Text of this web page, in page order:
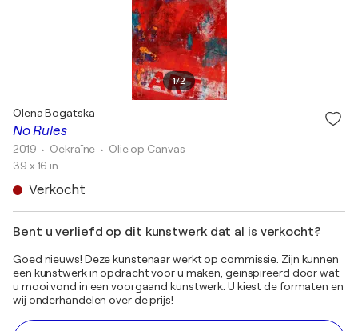
1/2
No Rules
Olena Bogatska
2019 • Oekraïne • Olie op Canvas
39 x 16 in
Verkocht
Bent u verliefd op dit kunstwerk dat al is verkocht?
Goed nieuws! Deze kunstenaar werkt op commissie. Zijn kunnen
een kunstwerk in opdracht voor u maken, geïnspireerd door wat
u mooi vond in een voorgaand kunstwerk. U kiest de formaten en
wij onderhandelen over de prijs!